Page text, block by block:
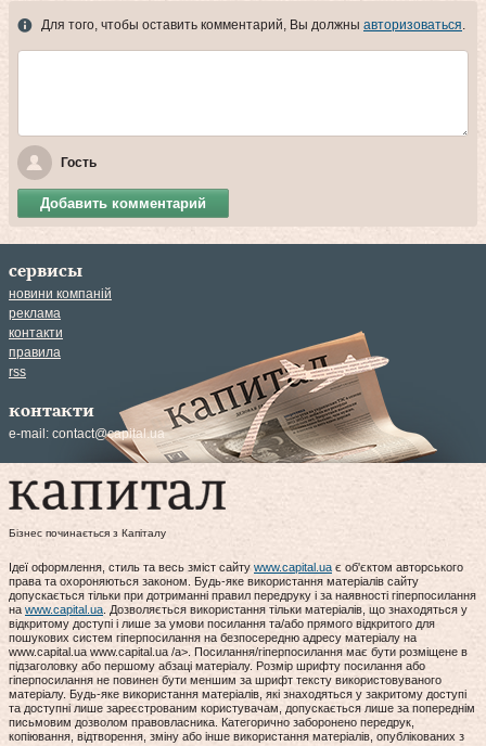
Для того, чтобы оставить комментарий, Вы должны авторизоваться.
Гость
Добавить комментарий
сервисы
новини компаній
реклама
контакти
правила
rss
контакти
e-mail: contact@capital.ua
Бізнес починається з Капіталу
Ідеї оформлення, стиль та весь зміст сайту www.capital.ua є об'єктом авторського
права та охороняються законом. Будь-яке використання матеріалів сайту
допускається тільки при дотриманні правил передруку і за наявності гіперпосилання
на www.capital.ua . Дозволяється використання тільки матеріалів, що знаходяться у
відкритому доступі і лише за умови посилання та/або прямого відкритого для
пошукових систем гіперпосилання на безпосередню адресу матеріалу на
www.capital.ua www.capital.ua /a>. Посилання/гіперпосилання має бути розміщене в
підзаголовку або першому абзаці матеріалу. Розмір шрифту посилання або
гіперпосилання не повинен бути меншим за шрифт тексту використовуваного
матеріалу. Будь-яке використання матеріалів, які знаходяться у закритому доступі
та доступні лише зареєстрованим користувачам, допускається лише за попереднім
письмовим дозволом правовласника. Категорично заборонено передрук,
копіювання, відтворення, зміну або інше використання матеріалів, опублікованих з